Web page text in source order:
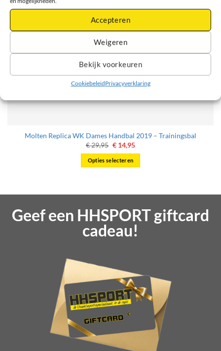
Accepteren
Weigeren
Bekijk voorkeuren
CookiebeleidPrivacyverklaring
Molten Replica WK Dames Handbal 2019 – Trainingsbal
€29,95 Oorspronkelijke
was:
€ 29,95.
€14,95Huidige
Opties selecteren
heeft
variaties.
Deze
optie
productpagina
Geef een HHSPORT giftcard
cadeau!